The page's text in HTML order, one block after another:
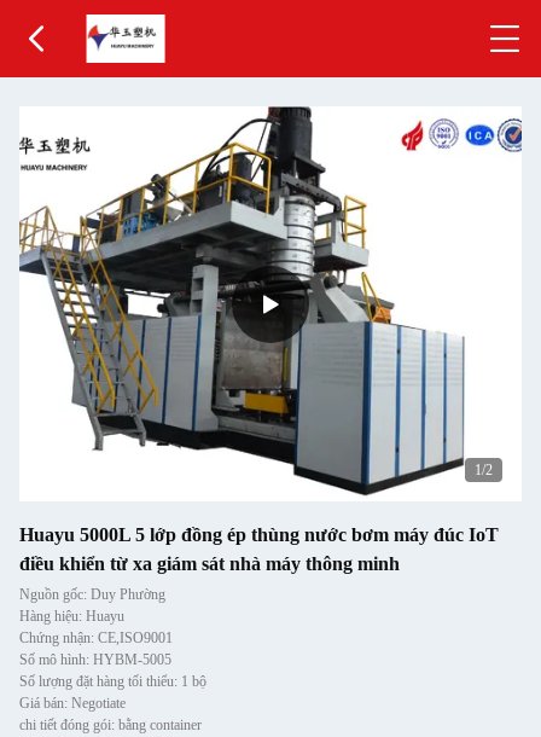
1/2
Huayu 5000L 5 lớp đồng ép thùng nước bơm máy đúc IoT
điều khiển từ xa giám sát nhà máy thông minh
Nguồn gốc: Duy Phường
Hàng hiệu: Huayu
Chứng nhận: CE,ISO9001
Số mô hình: HYBM-5005
Số lượng đặt hàng tối thiểu: 1 bộ
Giá bán: Negotiate
chi tiết đóng gói: bằng container